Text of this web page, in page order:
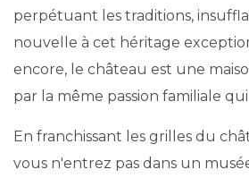
perpétuant les traditions,
nouvelle à cet héritage
encore, le château est une
par la même passion familiale
En franchissant les grilles du
vous n'entrez pas dans un